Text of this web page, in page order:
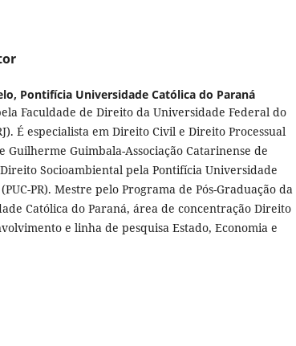
Pontifícia Universidade Católica do Paraná
Faculdade de Direito da Universidade Federal do
É especialista em Direito Civil e Direito Processual
Guilherme Guimbala-Associação Catarinense de
Socioambiental pela Pontifícia Universidade
PR). Mestre pelo Programa de Pós-Graduação da
Católica do Paraná, área de concentração Direito
e linha de pesquisa Estado, Economia e